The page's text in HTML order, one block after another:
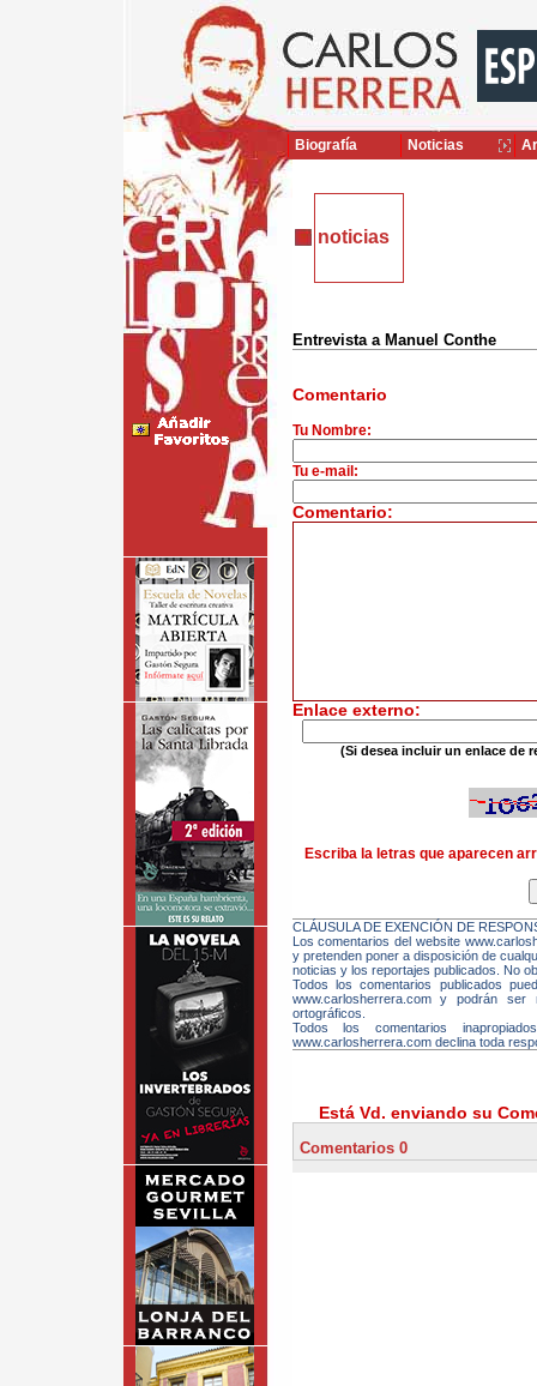
noticias
Entrevista a Manuel Conthe
Comentario
Tu Nombre:
Tu e-mail:
Comentario:
Enlace externo:
(Si desea incluir un enlace de
Escriba la letras que aparecen
CLÁUSULA DE EXENCIÓN DE
Los comentarios del website
y pretenden poner a disposición de
noticias y los reportajes publicados. No
Todos los comentarios publicados
www.carlosherrera.com y podrán
ortográficos.
Todos los comentarios
www.carlosherrera.com declina toda
Está Vd. enviando su
Comentarios 0
Biografía Noticias